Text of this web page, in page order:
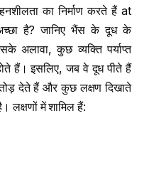
का निर्माण करते हैं at
है? जानिए भैंस के दूध के
कुछ व्यक्ति पर्याप्त
हैं। इसलिए, जब वे दूध पीते हैं
देते हैं और कुछ लक्षण दिखाते
लक्षणों में शामिल हैं: